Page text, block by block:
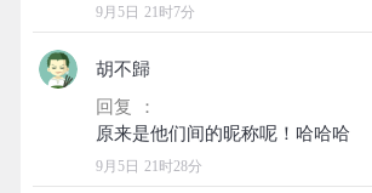
9月5日 21时7分
胡不歸
回复 ：
9月5日 21时28分